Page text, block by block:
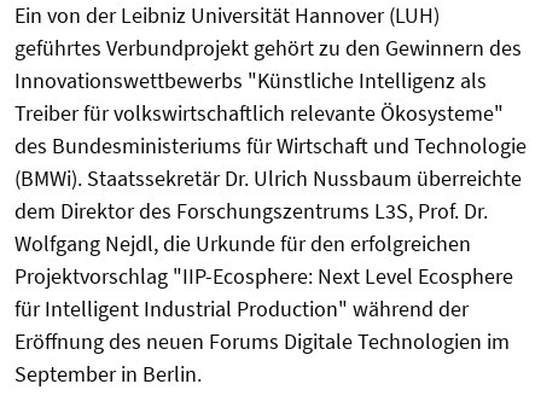
Ein von der Leibniz Universität Hannover (LUH)
geführtes Verbundprojekt gehört zu den Gewinnern des
Innovationswettbewerbs "Künstliche Intelligenz als
Treiber für volkswirtschaftlich relevante Ökosysteme"
des Bundesministeriums für Wirtschaft und Technologie
(BMWi). Staatssekretär Dr. Ulrich Nussbaum überreichte
dem Direktor des Forschungszentrums L3S, Prof. Dr.
Wolfgang Nejdl, die Urkunde für den erfolgreichen
Projektvorschlag "IIP-Ecosphere: Next Level Ecosphere
für Intelligent Industrial Production" während der
Eröffnung des neuen Forums Digitale Technologien im
September in Berlin.